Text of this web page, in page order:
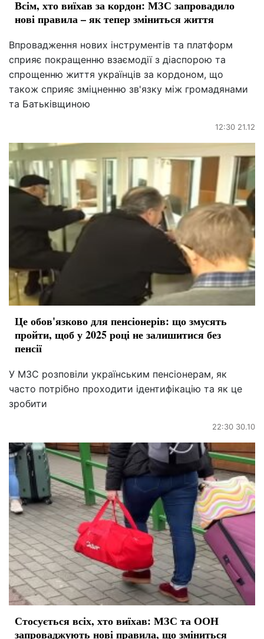
Всім, хто виїхав за кордон: МЗС запровадило
нові правила – як тепер зміниться життя
Впровадження нових інструментів та платформ
сприяє покращенню взаємодії з діаспорою та
спрощенню життя українців за кордоном, що
також сприяє зміцненню зв'язку між громадянами
та Батьківщиною
12:30 21.12
Це обов'язково для пенсіонерів: що змусять
пройти, щоб у 2025 році не залишитися без
пенсії
У МЗС розповіли українським пенсіонерам, як
часто потрібно проходити ідентифікацію та як це
зробити
22:30 30.10
Стосується всіх, хто виїхав: МЗС та ООН
запроваджують нові правила, що зміниться